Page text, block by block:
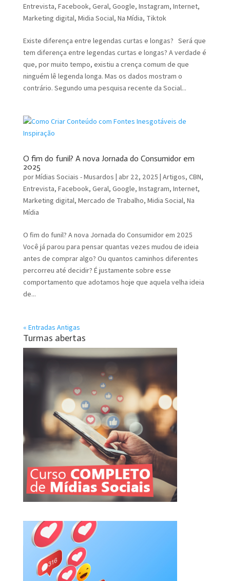
Entrevista, Facebook, Geral, Google, Instagram, Internet,
Marketing digital, Midia Social, Na Mídia, Tiktok
Existe diferença entre legendas curtas e longas? Será que
tem diferença entre legendas curtas e longas? A verdade é
que, por muito tempo, existiu a crença comum de que
ninguém lê legenda longa. Mas os dados mostram o
contrário. Segundo uma pesquisa recente da Social...
O fim do funil? A nova Jornada do Consumidor em
2025
porMídias Sociais - Musardos abr 22, 2025 Artigos, CBN,
Entrevista, Facebook, Geral, Google, Instagram, Internet,
Marketing digital, Mercado de Trabalho, Midia Social, Na
Mídia
O fim do funil? A nova Jornada do Consumidor em 2025
Você já parou para pensar quantas vezes mudou de ideia
antes de comprar algo? Ou quantos caminhos diferentes
percorreu até decidir? É justamente sobre esse
comportamento que adotamos hoje que aquela velha ideia
de...
« Entradas Antigas
Turmas abertas